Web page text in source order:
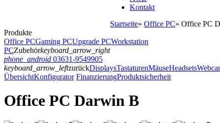
Kontakt
Startseite» Office PC» Office PC
Produkte
Office PCGaming PCUpgrade PCWorkstation
PCZubehörkeyboard_arrow_right
phone_android 03631-9549905
keyboard_arrow_leftzurückDisplaysTastaturenMäuseHeadsets
ÜbersichtKonfigurator FinanzierungProduktsicherheit
Office PC Darwin B